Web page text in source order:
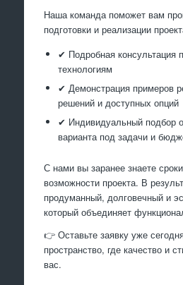
Наша команда поможет вам
подготовки и реализации
✔ Подробная консультация
технологиям
✔ Демонстрация примеров
решений и доступных опций
✔ Индивидуальный подбор
варианта под задачи и
С нами вы заранее знаете
возможности проекта. В
продуманный, долговечный и
который объединяет
👉 Оставьте заявку уже
пространство, где качество и
вас.